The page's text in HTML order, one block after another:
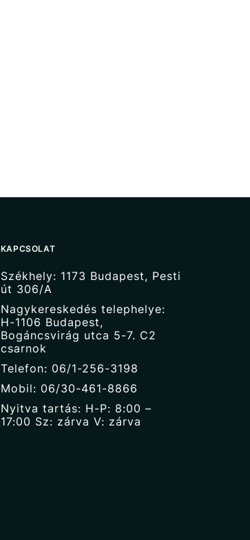
KAPCSOLAT
Székhely: 1173 Budapest, Pesti
út 306/A
Nagykereskedés telephelye:
H-1106 Budapest,
Bogáncsvirág utca 5-7. C2
csarnok
Telefon: 06/1-256-3198
Mobil: 06/30-461-8866
Nyitva tartás: H-P: 8:00 –
17:00 Sz: zárva V: zárva